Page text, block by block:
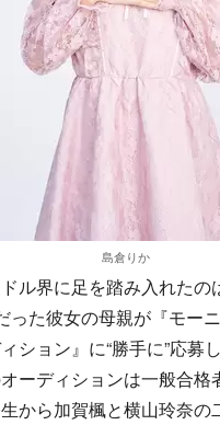
島倉りか
ル界に足を踏み入れたの
った彼女の母親が『モー
ション』に“勝手に”応募
ーディションは一般合格
から加賀楓と横山玲奈の